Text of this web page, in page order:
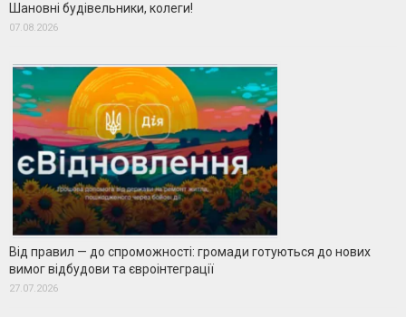
Шановні будівельники, колеги!
07.08.2026
Від правил — до спроможності: громади готуються до нових
вимог відбудови та євроінтеграції
27.07.2026